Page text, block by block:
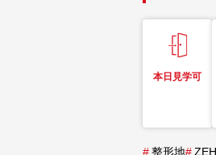
本日見学可
#整形地#